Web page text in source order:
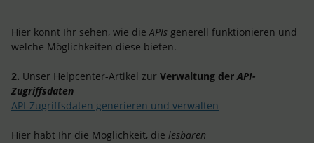
Hier könnt Ihr sehen, wie dieAPIs generell funktionieren und
welche Möglichkeiten diese bieten.
2. Unser Helpcenter-Artikel zur Verwaltung derAPI-
Zugriffsdaten
API-Zugriffsdaten generieren und verwalten
Hier habt Ihr die Möglichkeit, die lesbaren